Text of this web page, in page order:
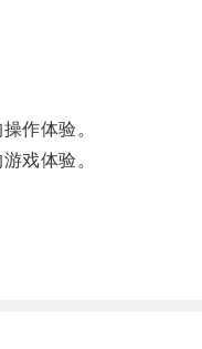
作体验。
戏体验。